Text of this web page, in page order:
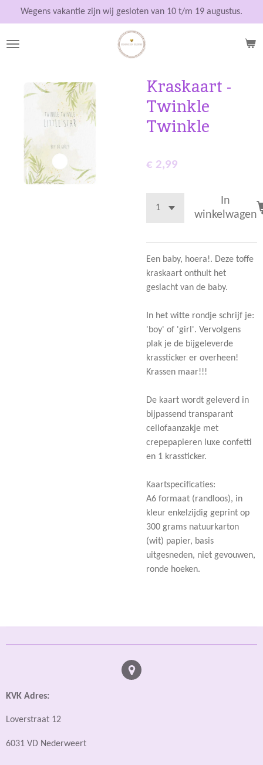
direct
naar
Wegens vakantie zijn wij gesloten van 10 t/m 19 augustus.
Kraskaart -
Twinkle
Twinkle
€ 2,99
In
winkelwagen
Een baby, hoera!. Deze toffe
kraskaart onthult het
geslacht van de baby.
In het witte rondje schrijf je:
'boy' of 'girl'. Vervolgens
plak je de bijgeleverde
krassticker er overheen!
Krassen maar!!!
De kaart wordt geleverd in
bijpassend transparant
cellofaanzakje met
crepepapieren luxe confetti
en 1 krassticker.
Kaartspecificaties:
A6 formaat (randloos), in
kleur enkelzijdig geprint op
300 grams natuurkarton
(wit) papier, basis
uitgesneden, niet gevouwen,
ronde hoeken.
KVK Adres:
Loverstraat 12
6031 VD Nederweert